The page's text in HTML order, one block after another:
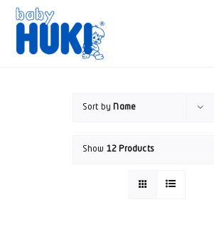
Skip
content
Sort by Name
Show 12 Products